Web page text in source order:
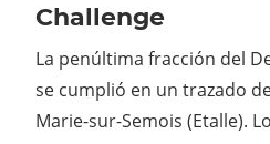
Challenge
La penúltima fracción del
se cumplió en un trazado
Marie-sur-Semois (Etalle).